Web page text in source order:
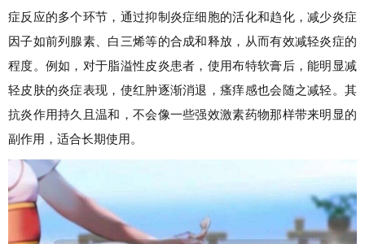
症反应的多个环节，通过抑制炎症细胞的活化和趋化，减少炎症
因子如前列腺素、白三烯等的合成和释放，从而有效减轻炎症的
程度。例如，对于脂溢性皮炎患者，使用布特软膏后，能明显减
轻皮肤的炎症表现，使红肿逐渐消退，瘙痒感也会随之减轻。其
抗炎作用持久且温和，不会像一些强效激素药物那样带来明显的
副作用，适合长期使用。